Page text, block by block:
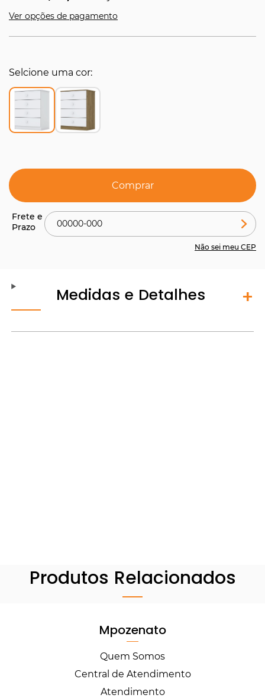
Ver opções de pagamento
Selcione uma cor
Comprar
Não sei meu CEP
Medidas e Detalhes
Produtos Relacionados
Mpozenato
Quem Somos
Central de Atendimento
Atendimento